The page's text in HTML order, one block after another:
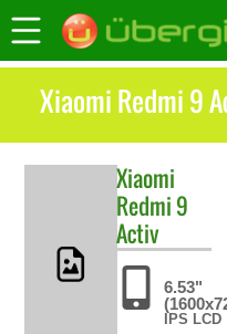
Xiaomi Redmi 9
Xiaomi
Redmi 9
Activ
6.53"
IPS LCD